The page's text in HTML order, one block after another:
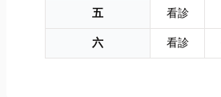
五
看診
六
看診